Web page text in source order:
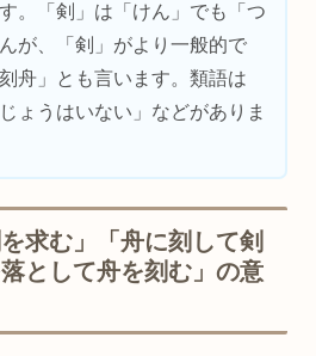
。「剣」は「けん」でも「つ
が、「剣」がより一般的で
舟」とも言います。類語は
ょうはいない」などがありま
求む」「舟に刻して剣
として舟を刻む」の意